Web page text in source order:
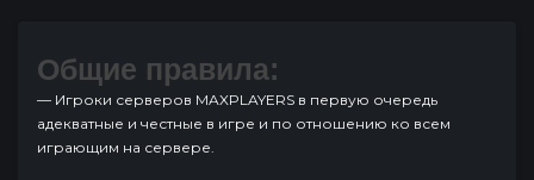
Общие правила:
— Игроки серверов MAXPLAYERS в первую очередь
адекватные и честные в игре и по отношению ко всем
играющим на сервере.